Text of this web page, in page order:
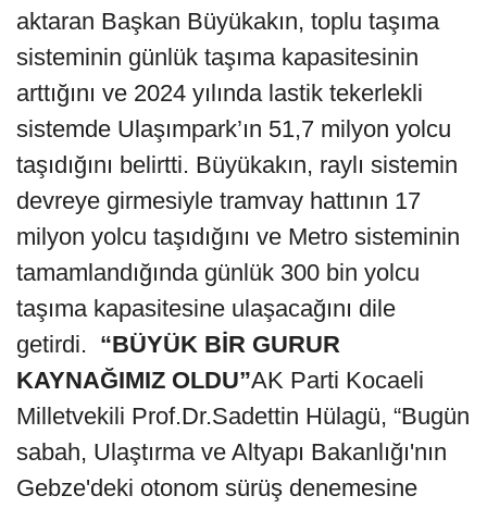
aktaran Başkan Büyükakın, toplu taşıma
sisteminin günlük taşıma kapasitesinin
arttığını ve 2024 yılında lastik tekerlekli
sistemde Ulaşımpark’ın 51,7 milyon yolcu
taşıdığını belirtti. Büyükakın, raylı sistemin
devreye girmesiyle tramvay hattının 17
milyon yolcu taşıdığını ve Metro sisteminin
tamamlandığında günlük 300 bin yolcu
taşıma kapasitesine ulaşacağını dile
getirdi. “BÜYÜK BİR GURUR
KAYNAĞIMIZ OLDU”AK Parti Kocaeli
Milletvekili Prof.Dr.Sadettin Hülagü, “Bugün
sabah, Ulaştırma ve Altyapı Bakanlığı'nın
Gebze'deki otonom sürüş denemesine